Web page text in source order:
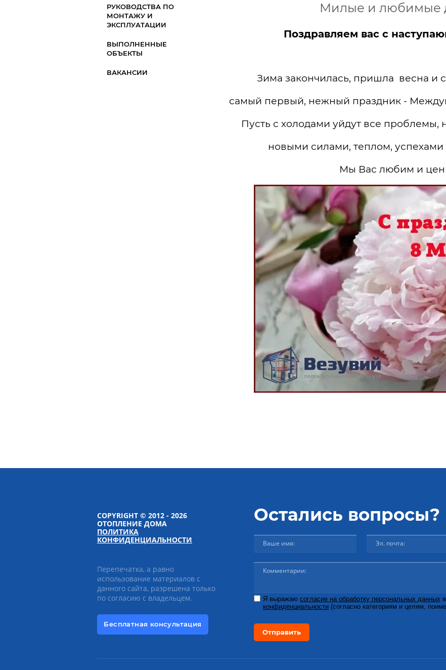
РУКОВОДСТВА ПО
МОНТАЖУ И
ЭКСПЛУАТАЦИИ
ВЫПОЛНЕННЫЕ
ОБЪЕКТЫ
ВАКАНСИИ
Милые и любимые
Поздравляем вас с
Зима закончилась, пришла весна и
самый первый, нежный праздник -
Пусть с холодами уйдут все
новыми силами, теплом,
Мы Вас любим и
COPYRIGHT © 2012 - 2026
ОТОПЛЕНИЕ ДОМА
ПОЛИТИКА
КОНФИДЕНЦИАЛЬНОСТИ
Перепечатка, а равно
использование материалов с
данного сайта, разрешена только
по согласию с владельцем.
Бесплатная консультация
Остались вопросы?
Я выражаю согласие на обработку персональных данных
конфиденциальности (согласно категориям и целям,
Отправить